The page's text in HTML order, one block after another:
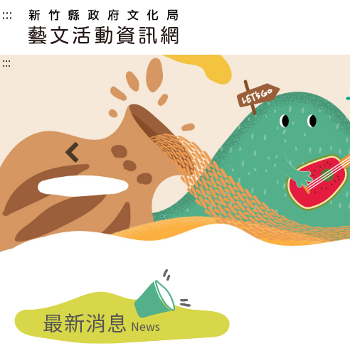
:::
新
竹
文
局
藝
文
訊
網
:::
上一則
最新消息 News